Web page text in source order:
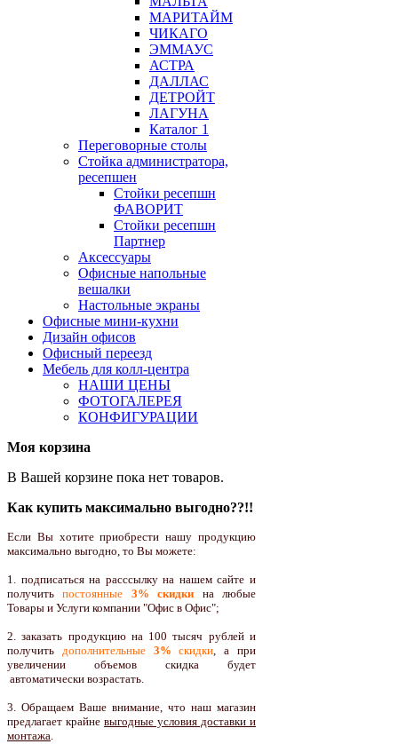
МАРИТАЙМ
ЧИКАГО
ЭММАУС
АСТРА
ДАЛЛАС
ДЕТРОЙТ
ЛАГУНА
Каталог 1
Переговорные столы
Стойка администратора,
ресепшен
Стойки ресепшн
ФАВОРИТ
Стойки ресепшн
Партнер
Аксессуары
Офисные напольные
вешалки
Настольные экраны
Офисные мини-кухни
Дизайн офисов
Офисный переезд
Мебель для колл-центра
НАШИ ЦЕНЫ
ФОТОГАЛЕРЕЯ
КОНФИГУРАЦИИ
Моя корзина
В Вашей корзине пока нет товаров.
Как купить максимально выгодно??!!
Если Вы хотите приобрести нашу продукцию
максимально выгодно, то Вы можете:
1. подписаться на расссылку на нашем сайте и
получитьпостоянные 3% скидки на любые
Товары и Услуги компании "Офис в Офис";
2. заказать продукцию на 100 тысяч рублей и
получить дополнительные3% скидки, а при
увеличении объемов скидка будет
автоматически возрастать.
3. Обращаем Ваше внимание, что наш магазин
предлагает крайне выгодные условия доставки и
монтажа.